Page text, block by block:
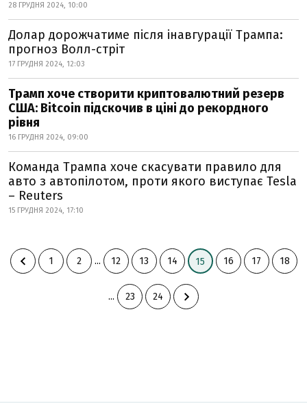
28 ГРУДНЯ 2024, 10:00
Долар дорожчатиме після інавгурації Трампа:
прогноз Волл-стріт
17 ГРУДНЯ 2024, 12:03
Трамп хоче створити криптовалютний резерв
США: Bitcoin підскочив в ціні до рекордного
рівня
16 ГРУДНЯ 2024, 09:00
Команда Трампа хоче скасувати правило для
авто з автопілотом, проти якого виступає Tesla
– Reuters
15 ГРУДНЯ 2024, 17:10
1 2 ... 12 13 14 15 16 17 18
... 23 24